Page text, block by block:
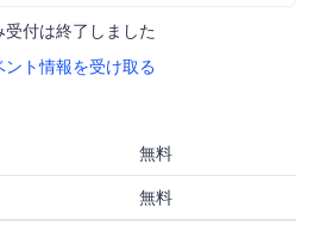
受付は終了しました
ント情報を受け取る
無料
無料